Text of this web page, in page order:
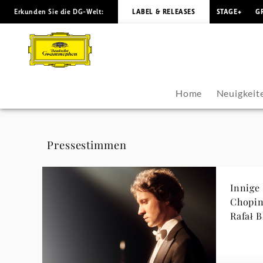
Rafal
Blechacz
Pressestimmen
Deutsche
Grammophon
Erkunden Sie die DG-Welt: LABEL & RELEASES STAGE+
Home
Pressestimmen
Innige
Rafał